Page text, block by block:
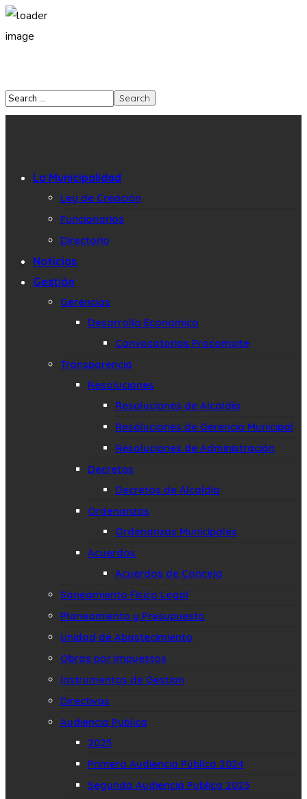
La Municipalidad
Ley de Creación
Funcionarios
Directorio
Noticias
Gestión
Gerencias
Desarrollo Economico
Convocatorias Procompite
Transparencia
Resoluciones
Resoluciones de Alcaldía
Resoluciones de Gerencia Municipal
Resoluciones de Administración
Decretos
Decretos de Alcaldía
Ordenanzas
Ordenanzas Municipales
Acuerdos
Acuerdos de Concejo
Saneamiento Fisico Legal
Planeamiento y Presupuesto
Unidad de Abastecimiento
Obras por Impuestos
Instrumentos de Gestion
Directivas
Audiencia Publica
2025
Primera Audiencia Pública 2024
Segunda Audiencia Publica 2023